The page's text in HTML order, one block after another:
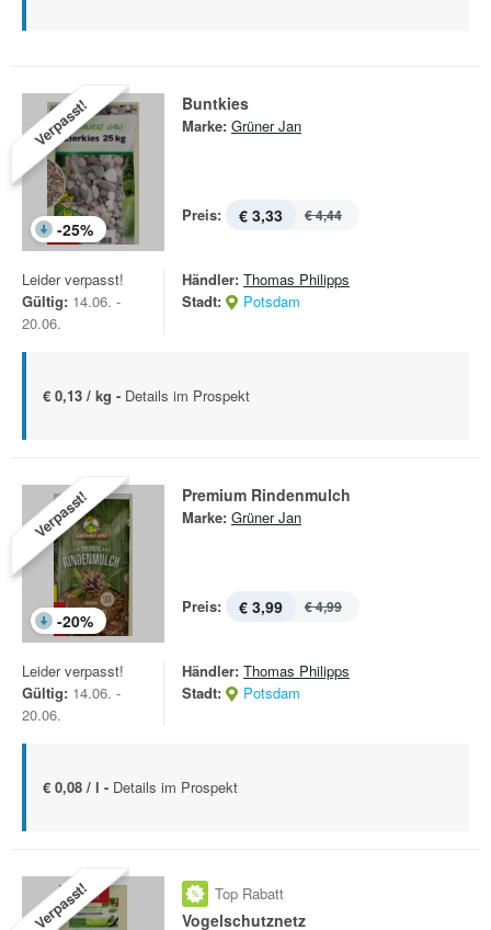
Verpasst!
-25%
Buntkies
Marke: Grüner Jan
Preis: € 3,33 € 4,44
Leider verpasst!
Gültig: 14.06. -
20.06.
Händler: Thomas Philipps
Stadt:
Potsdam
€ 0,13 / kg - Details im Prospekt
Verpasst!
-20%
Premium Rindenmulch
Marke: Grüner Jan
Preis: € 3,99 € 4,99
Leider verpasst!
Gültig: 14.06. -
20.06.
Händler: Thomas Philipps
Stadt:
Potsdam
€ 0,08 / l - Details im Prospekt
Verpasst! Top Rabatt
Vogelschutznetz